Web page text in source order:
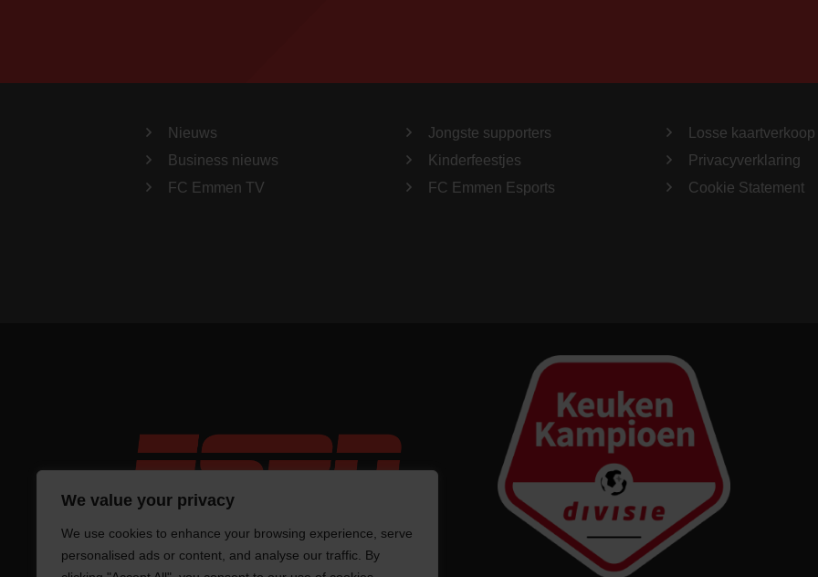
We value your privacy
We use cookies to enhance your browsing experience, serve
personalised ads or content, and analyse our traffic. By
Nieuws
Business nieuws
FC Emmen TV
Jongste supporters
Kinderfeestjes
FC Emmen Esports
Losse kaartverkoop
Privacyverklaring
Cookie Statement